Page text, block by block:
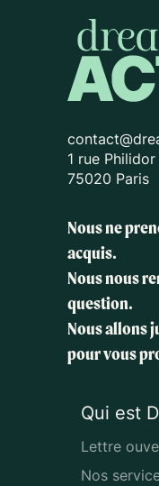
1 rue Philidor
75020 Paris
Nous ne
acquis.
Nous nous
question.
Nous allons
pour vous
Qui est
Lettre
Nos